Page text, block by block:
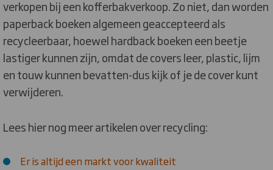
verkopen bij een kofferbakverkoop. Zo niet, dan worden
paperback boeken algemeen geaccepteerd als
recycleerbaar, hoewel hardback boeken een beetje
lastiger kunnen zijn, omdat de covers leer, plastic, lijm
en touw kunnen bevatten-dus kijk of je de cover kunt
verwijderen.
Lees hier nog meer artikelen over recycling:
Er is altijd een markt voor kwaliteit